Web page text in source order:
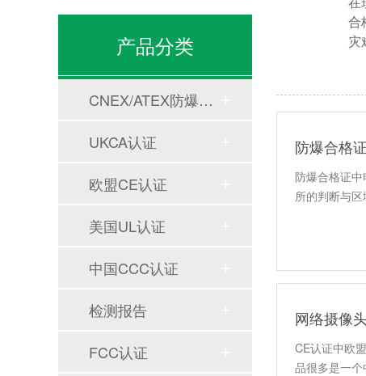
合
灾
防爆合格
防爆合格证
所的判断与区
网络摄像
CE认证中欧
品很多是一
产品分类
CNEX/ATEX防爆合格证
UKCA认证
欧盟CE认证
美国UL认证
中国CCC认证
检测报告
FCC认证